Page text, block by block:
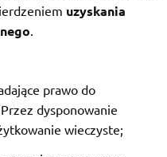
uzyskania
prawo do
dysponowanie
wieczyste;